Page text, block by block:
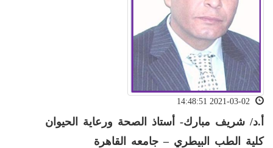
أ.د/ شريف مبارك- أستاذ الصحة ورعاية الحيوان
كلية الطب البيطري – جامعه القاهرة